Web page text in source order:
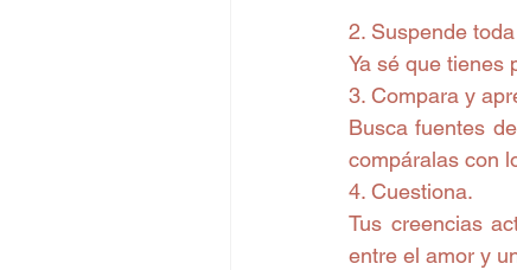
2. Suspende
Ya sé que tienes
3. Compara y
Busca fuentes
compáralas con
4. Cuestiona.
Tus creencias
entre el amor y